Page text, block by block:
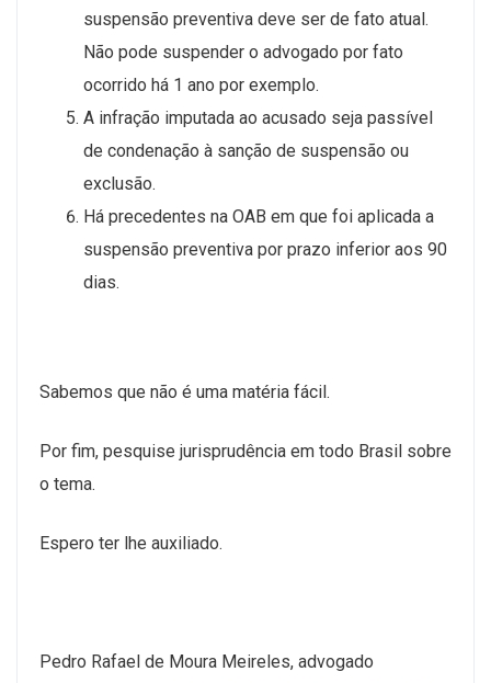
suspensão preventiva deve ser de fato atual.
Não pode suspender o advogado por fato
ocorrido há 1 ano por exemplo.
A infração imputada ao acusado seja passível
de condenação à sanção de suspensão ou
exclusão.
Há precedentes na OAB em que foi aplicada a
suspensão preventiva por prazo inferior aos 90
dias.
Sabemos que não é uma matéria fácil.
Por fim, pesquise jurisprudência em todo Brasil sobre
o tema.
Espero ter lhe auxiliado.
Pedro Rafael de Moura Meireles, advogado